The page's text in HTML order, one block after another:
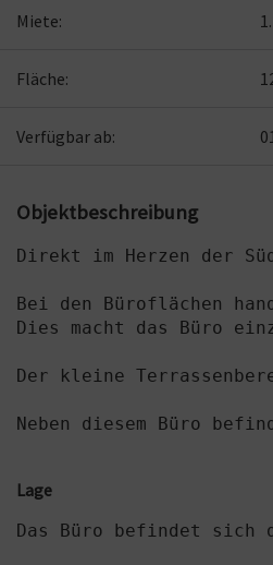
Miete:
Fläche:
Verfügbar ab:
Objektbeschreibung
Direkt im Herzen der
Bei den Büroflächen
Dies macht das Büro
Der kleine
Neben diesem Büro
Lage
Das Büro befindet